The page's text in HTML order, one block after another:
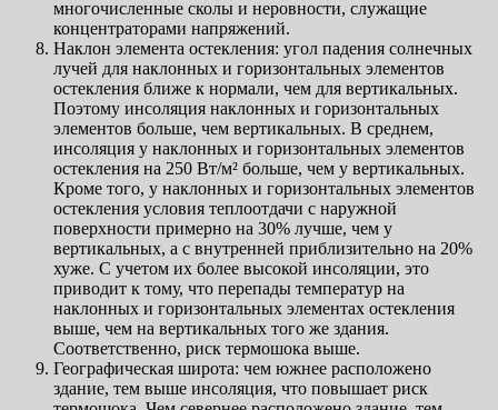
многочисленные сколы и неровности, служащие
концентраторами напряжений.
Наклон элемента остекления: угол падения солнечных
лучей для наклонных и горизонтальных элементов
остекления ближе к нормали, чем для вертикальных.
Поэтому инсоляция наклонных и горизонтальных
элементов больше, чем вертикальных. В среднем,
инсоляция у наклонных и горизонтальных элементов
остекления на 250 Вт/м² больше, чем у вертикальных.
Кроме того, у наклонных и горизонтальных элементов
остекления условия теплоотдачи с наружной
поверхности примерно на 30% лучше, чем у
вертикальных, а с внутренней приблизительно на 20%
хуже. С учетом их более высокой инсоляции, это
приводит к тому, что перепады температур на
наклонных и горизонтальных элементах остекления
выше, чем на вертикальных того же здания.
Соответственно, риск термошока выше.
Географическая широта: чем южнее расположено
здание, тем выше инсоляция, что повышает риск